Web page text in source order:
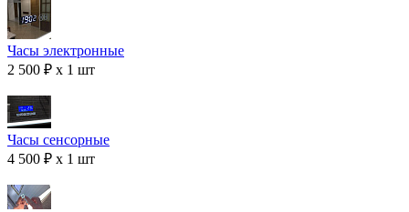
Часы электронные
2 500 ₽ x 1 шт
Часы сенсорные
4 500 ₽ x 1 шт